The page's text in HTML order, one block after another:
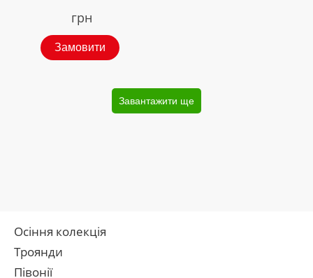
грн
Замовити
Завантажити ще
Осіння колекція
Троянди
Півонії